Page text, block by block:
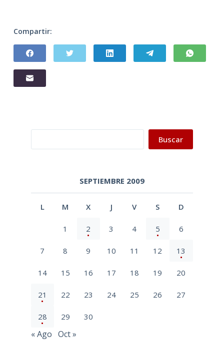
Compartir:
Buscar
SEPTIEMBRE 2009
L M X J V S D
1 2 3 4 5 6
7 8 9 10 11 12 13
14 15 16 17 18 19 20
21 22 23 24 25 26 27
28 29 30
« Ago Oct »